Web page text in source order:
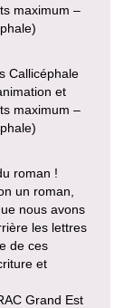
maximum –
Callicéphale
et
maximum –
roman !
un roman,
nous avons
les lettres
de ces
et
Grand Est